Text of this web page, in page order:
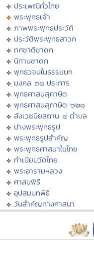
ประเพณีทั่วไทย
พระพุทธเจ้า
ภาพพระพุทธประวัติ
ประวัติพระพุทธสาวก
ทศชาติชาดก
นิทานชาดก
พุทธวจนในธรรมบท
มงคล ๓๘ ประการ
พุทธศาสนสุภาษิต
พุทธศาสนสุภาษิต ๖๒๑
สังเวชนียสถาน ๔ ตำบล
ปางพระพุทธรูป
พระพุทธรูปสำคัญ
พระพุทธศาสนาในไทย
ทำเนียบวัดไทย
พระอารามหลวง
ศาสนพิธี
อุปสมบทพิธี
วันสำคัญทางศาสนา